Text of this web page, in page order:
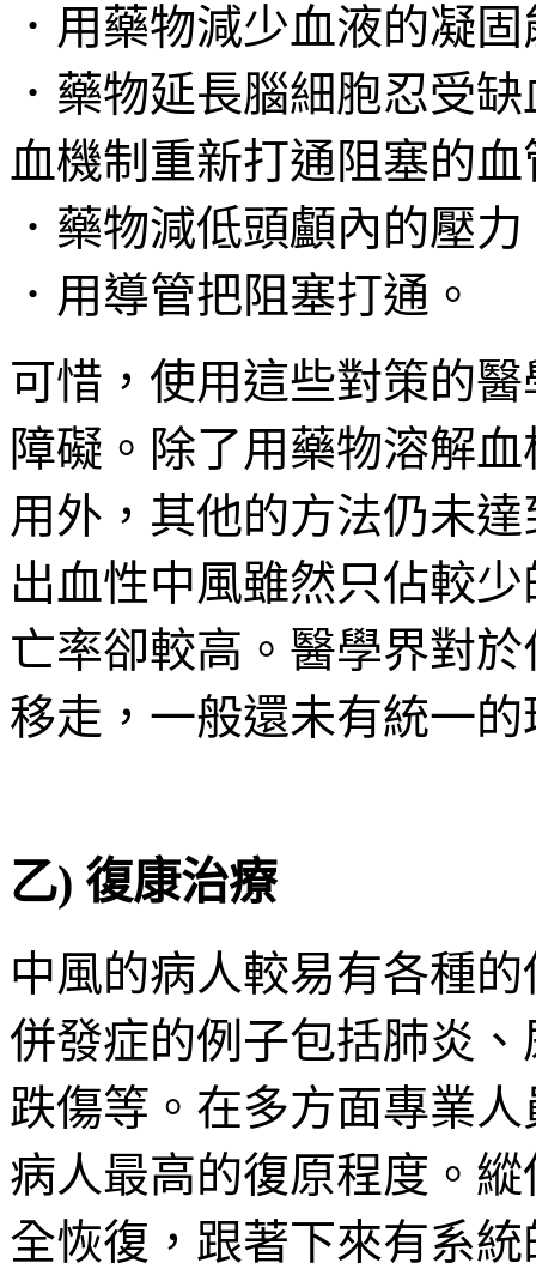
．用藥物減少血液的凝
．藥物延長腦細胞忍受
血機制重新打通阻塞的血
．藥物減低頭顱內的壓
．用導管把阻塞打通。
可惜，使用這些對策的
障礙。除了用藥物溶解
用外，其他的方法仍未
出血性中風雖然只佔較
亡率卻較高。醫學界對
移走，一般還未有統一的
乙) 復康治療
中風的病人較易有各種
併發症的例子包括肺炎
跌傷等。在多方面專業
病人最高的復原程度。
全恢復，跟著下來有系